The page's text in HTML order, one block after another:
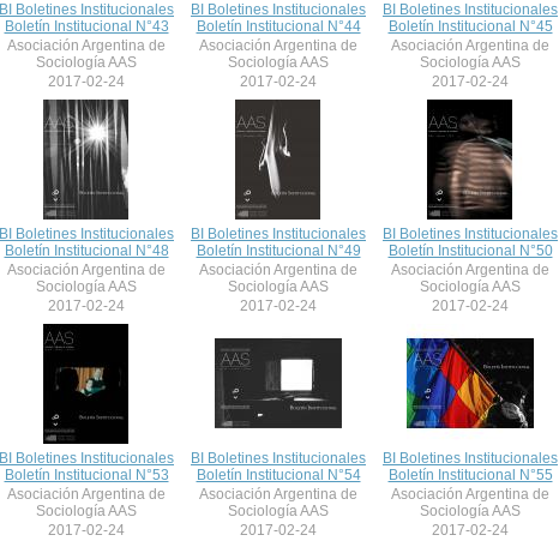
BI Boletines Institucionales
Boletín Institucional N°43
Asociación Argentina de
Sociología AAS
2017-02-24
BI Boletines Institucionales
Boletín Institucional N°44
Asociación Argentina de
Sociología AAS
2017-02-24
BI Boletines Institucionales
Boletín Institucional N°45
Asociación Argentina de
Sociología AAS
2017-02-24
BI Boletines Institucionales
Boletín Institucional N°48
Asociación Argentina de
Sociología AAS
2017-02-24
BI Boletines Institucionales
Boletín Institucional N°49
Asociación Argentina de
Sociología AAS
2017-02-24
BI Boletines Institucionales
Boletín Institucional N°50
Asociación Argentina de
Sociología AAS
2017-02-24
BI Boletines Institucionales
Boletín Institucional N°53
Asociación Argentina de
Sociología AAS
2017-02-24
BI Boletines Institucionales
Boletín Institucional N°54
Asociación Argentina de
Sociología AAS
2017-02-24
BI Boletines Institucionales
Boletín Institucional N°55
Asociación Argentina de
Sociología AAS
2017-02-24